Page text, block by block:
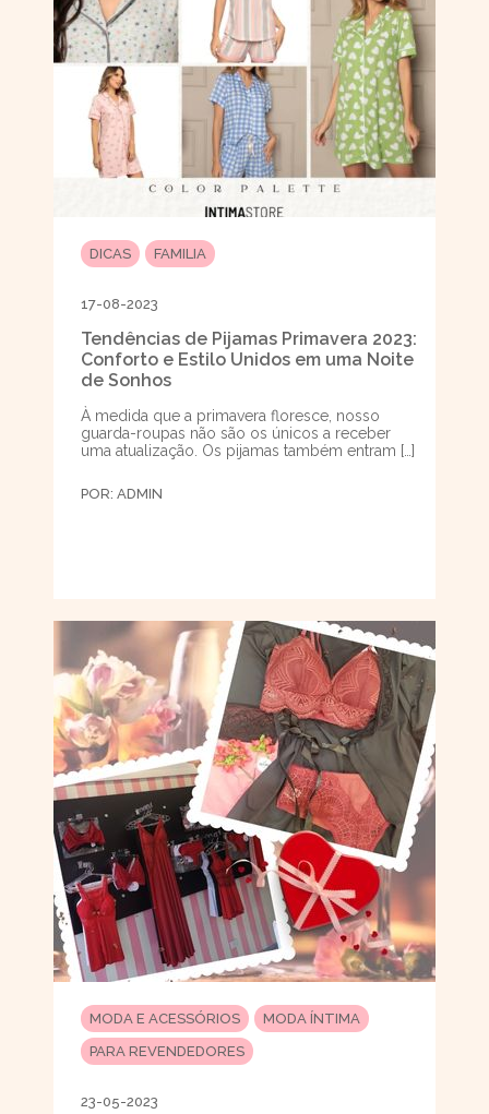
DICAS FAMILIA
17-08-2023
Tendências de Pijamas Primavera 2023:
Conforto e Estilo Unidos em uma Noite
de Sonhos
À medida que a primavera floresce, nosso
guarda-roupas não são os únicos a receber
uma atualização. Os pijamas também entram […]
POR: ADMIN
MODA E ACESSÓRIOS
MODA ÍNTIMA
PARA REVENDEDORES
23-05-2023